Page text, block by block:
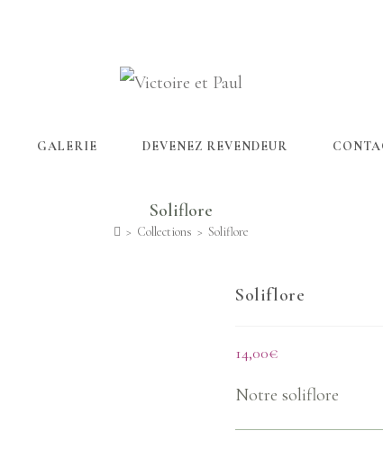
GALERIE DEVENEZ REVENDEUR
Soliflore
> Collections > Soliflore
Soliflore
14,00€
Notre soliflore